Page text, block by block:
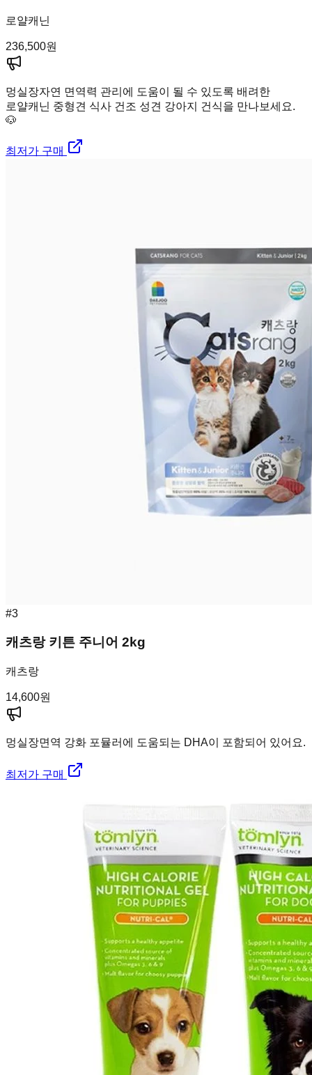
로얄캐닌
236,500원
멍실장자연 면역력 관리에 도움이 될 수 있도록 배려한
로얄캐닌 중형견 식사 건조 성견 강아지 건식을 만나보세요.
🐶
최저가 구매
#3
캐츠랑 키튼 주니어 2kg
캐츠랑
14,600원
멍실장면역 강화 포뮬러에 도움되는 DHA이 포함되어 있어요.
최저가 구매